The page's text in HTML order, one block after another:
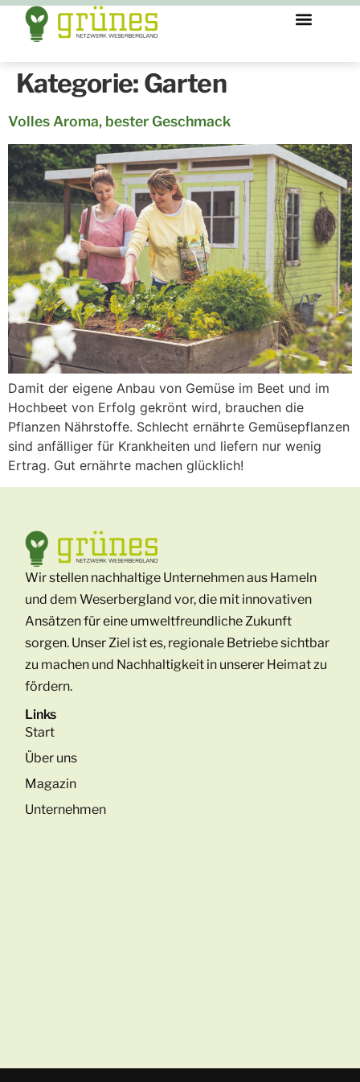
Kategorie: Garten
Volles Aroma, bester Geschmack
Damit der eigene Anbau von Gemüse im Beet und im
Hochbeet von Erfolg gekrönt wird, brauchen die
Pflanzen Nährstoffe. Schlecht ernährte Gemüsepflanzen
sind anfälliger für Krankheiten und liefern nur wenig
Ertrag. Gut ernährte machen glücklich!
Wir stellen nachhaltige Unternehmen aus Hameln
und dem Weserbergland vor, die mit innovativen
Ansätzen für eine umweltfreundliche Zukunft
sorgen. Unser Ziel ist es, regionale Betriebe sichtbar
zu machen und Nachhaltigkeit in unserer Heimat zu
fördern.
Links
Start
Über uns
Magazin
Unternehmen